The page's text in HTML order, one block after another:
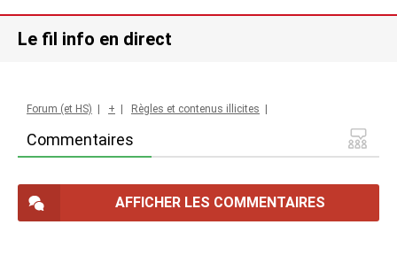
Le fil info en direct
Commentaires
Forum (et HS) + Règles et contenus illicites
AFFICHER LES COMMENTAIRES